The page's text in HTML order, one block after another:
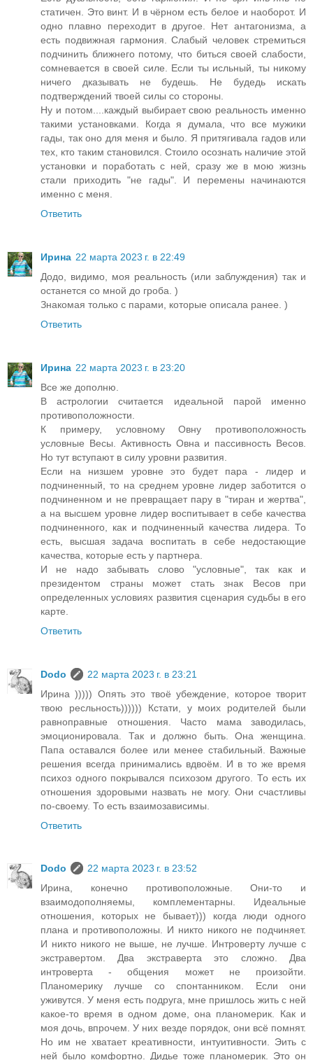
статичен. Это винт. И в чёрном есть белое и наоборот. И
одно плавно переходит в другое. Нет антагонизма, а
есть подвижная гармония. Слабый человек стремиться
подчинить ближнего потому, что биться своей слабости,
сомневается в своей силе. Если ты исльный, ты никому
ничего дказывать не будешь. Не будедь искать
подтверждений твоей силы со стороны.
Ну и потом....каждый выбирает свою реальность именно
такими установками. Когда я думала, что все мужики
гады, так оно для меня и было. Я притягивала гадов или
тех, кто таким становился. Стоило осознать наличие этой
установки и поработать с ней, сразу же в мою жизнь
стали приходить "не гады". И перемены начинаются
именно с меня.
Ответить
Ирина 22 марта 2023 г. в 22:49
Додо, видимо, моя реальность (или заблуждения) так и
останется со мной до гроба. )
Знакомая только с парами, которые описала ранее. )
Ответить
Ирина 22 марта 2023 г. в 23:20
Все же дополню.
В астрологии считается идеальной парой именно
противоположности.
К примеру, условному Овну противоположность
условные Весы. Активность Овна и пассивность Весов.
Но тут вступают в силу уровни развития.
Если на низшем уровне это будет пара - лидер и
подчиненный, то на среднем уровне лидер заботится о
подчиненном и не превращает пару в "тиран и жертва",
а на высшем уровне лидер воспитывает в себе качества
подчиненного, как и подчиненный качества лидера. То
есть, высшая задача воспитать в себе недостающие
качества, которые есть у партнера.
И не надо забывать слово "условные", так как и
президентом страны может стать знак Весов при
определенных условиях развития сценария судьбы в его
карте.
Ответить
Dodo
22 марта 2023 г. в 23:21
Ирина ))))) Опять это твоё убеждение, которое творит
твою ресльность)))))) Кстати, у моих родителей были
равноправные отношения. Часто мама заводилась,
эмоционировала. Так и должно быть. Она женщина.
Папа оставался более или менее стабильный. Важные
решения всегда принимались вдвоём. И в то же время
психоз одного покрывался психозом другого. То есть их
отношения здоровыми назвать не могу. Они счастливы
по-своему. То есть взаимозависимы.
Ответить
Dodo
22 марта 2023 г. в 23:52
Ирина, конечно противоположные. Они-то и
взаимодополняемы, комплементарны. Идеальные
отношения, которых не бывает))) когда люди одного
плана и противоположны. И никто никого не подчиняет.
И никто никого не выше, не лучше. Интроверту лучше с
экстравертом. Два экстраверта это сложно. Два
интроверта - общения может не произойти.
Планомерику лучше со спонтанником. Если они
уживутся. У меня есть подруга, мне пришлось жить с ней
какое-то время в одном доме, она планомерик. Как и
моя дочь, впрочем. У них везде порядок, они всё помнят.
Но им не хватает креативности, интуитивности. Эить с
ней было комфортно. Дидье тоже планомерик. Это он